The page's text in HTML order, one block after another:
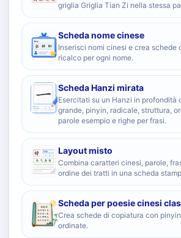
griglia Griglia Tian Zi nella stessa
Scheda nome cinese
Inserisci nomi cinesi e crea schede
ricalco per ogni nome.
Scheda Hanzi mirata
Esercitati su un Hanzi in profondità
grande, pinyin, radicale, struttura,
parole esempio e righe per frasi.
Layout misto
Combina caratteri cinesi, parole,
ordine dei tratti in una scheda
Scheda per poesie cinesi
Crea schede di copiatura con
ordinate.